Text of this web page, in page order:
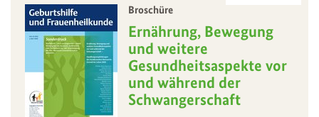
Broschüre
–
Ernährung, Bewegung
und weitere
Gesundheitsaspekte vor
und während der
Schwangerschaft